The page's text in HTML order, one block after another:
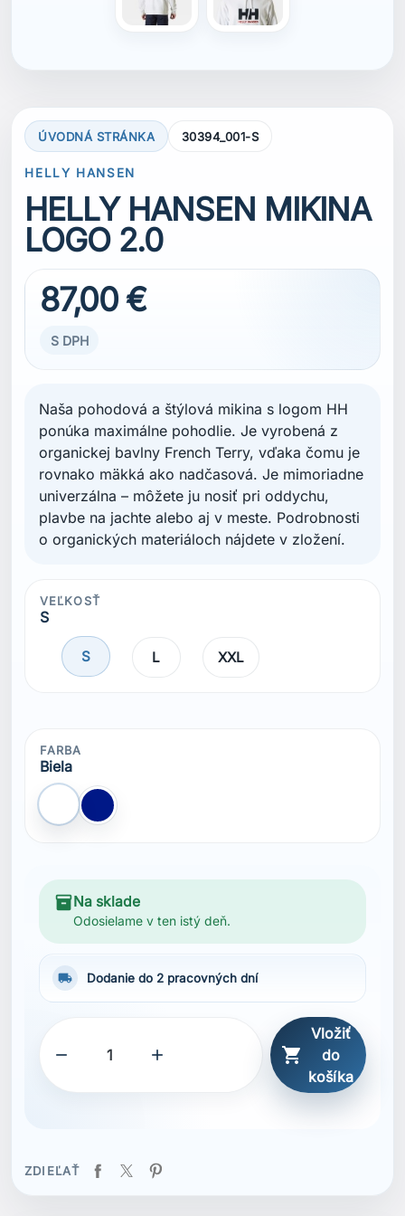
ÚVODNÁ STRÁNKA 30394_001-S
HELLY HANSEN
HELLY HANSEN MIKINA
LOGO 2.0
87,00 €
S DPH
Naša pohodová a štýlová mikina s logom HH
ponúka maximálne pohodlie. Je vyrobená z
organickej bavlny French Terry, vďaka čomu je
rovnako mäkká ako nadčasová. Je mimoriadne
univerzálna – môžete ju nosiť pri oddychu,
plavbe na jachte alebo aj v meste. Podrobnosti
o organických materiáloch nájdete v zložení.
VEĽKOSŤ
S
S L XXL
FARBA
Biela
Biela Modrá Navy
inventory_2Na sklade
Odosielame v ten istý deň.
local_shipping Dodanie do 2 pracovných dní
  
Vložiť
do
košíka
ZDIEĽAŤ